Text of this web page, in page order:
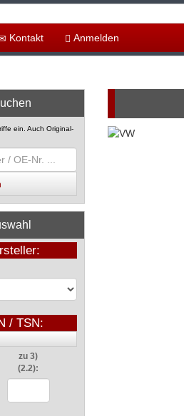
Kontakt Anmelden
ein. Auch Original-
/ TSN:
zu 3)
(2.2):